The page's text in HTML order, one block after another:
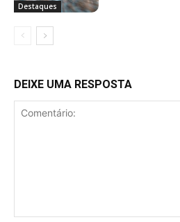
Destaques
DEIXE UMA RESPOSTA